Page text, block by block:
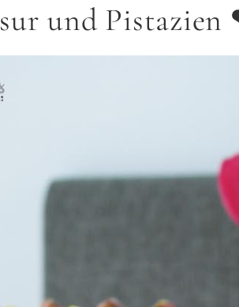
und Pistazien